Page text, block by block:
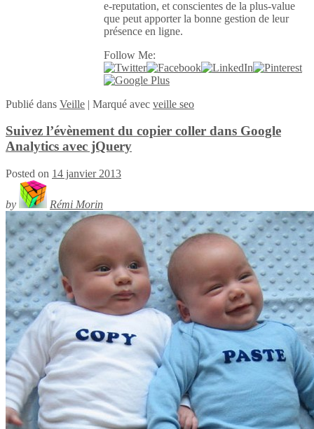
e-reputation, et conscientes de la plus-value
que peut apporter la bonne gestion de leur
présence en ligne.
Follow Me:
Publié dans Veille | Marqué avec veille seo
Suivez l’évènement du copier coller dans Google
Analytics avec jQuery
Posted on 14 janvier 2013
by Rémi Morin